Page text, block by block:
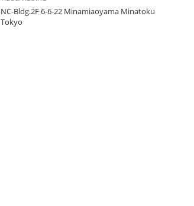
NC-Bldg.2F 6-6-22 Minamiaoyama Minatoku
Tokyo